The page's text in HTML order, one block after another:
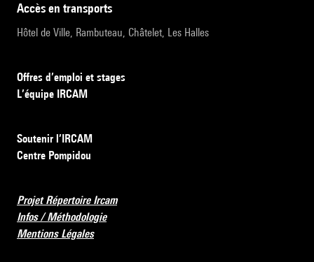
accès en transports
Hôtel de Ville, Rambuteau, Châtelet, Les Halles
Offres d’emploi et stages
L’équipe IRCAM
Soutenir l’IRCAM
Centre Pompidou
Projet Répertoire Ircam
Infos / Méthodologie
Mentions Légales